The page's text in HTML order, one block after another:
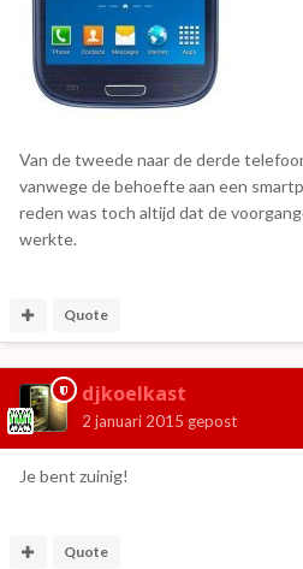
Van de tweede naar de derde
vanwege de behoefte aan een
reden was toch altijd dat de
werkte.
Quote
djkoelkast
2 januari 2015 gepost
Je bent zuinig!
Quote